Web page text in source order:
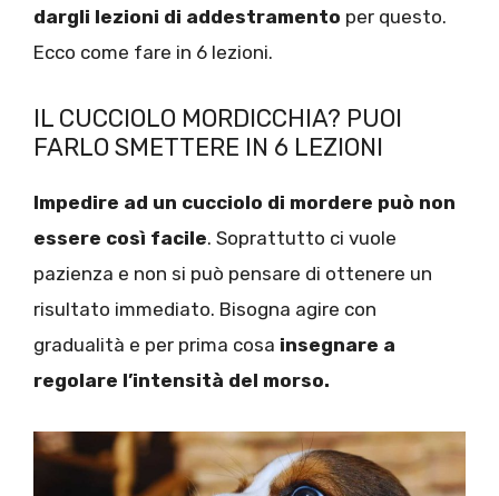
dargli lezioni di addestramento per questo.
Ecco come fare in 6 lezioni.
IL CUCCIOLO MORDICCHIA? PUOI
FARLO SMETTERE IN 6 LEZIONI
Impedire ad un cucciolo di mordere può non
essere così facile. Soprattutto ci vuole
pazienza e non si può pensare di ottenere un
risultato immediato. Bisogna agire con
gradualità e per prima cosa insegnare a
regolare l’intensità del morso.